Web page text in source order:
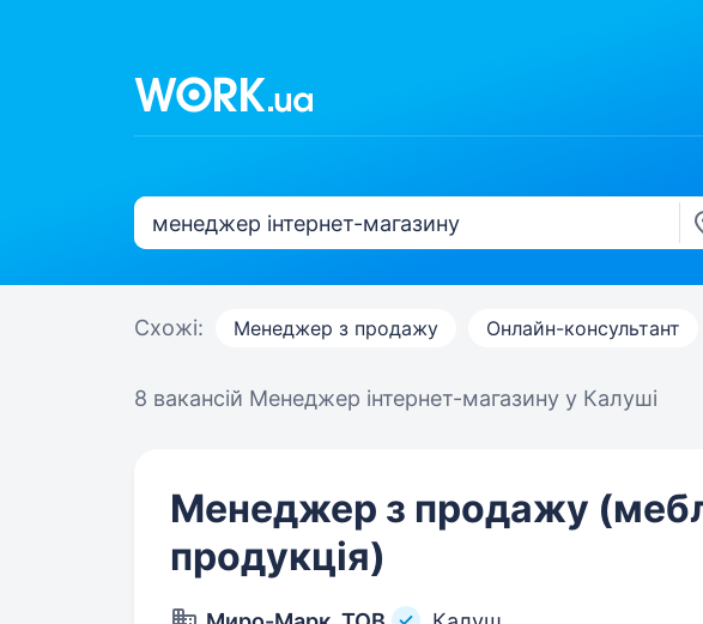
Схожі: Менеджер з продажу Онлайн-консультант
8 вакансій Менеджер інтернет-магазину у Калуші
Менеджер з продажу
продукція)